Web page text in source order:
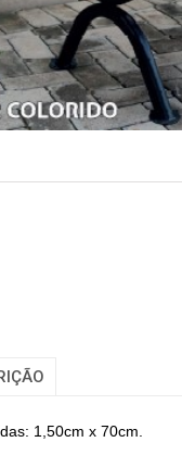
1,50cm x 70cm.